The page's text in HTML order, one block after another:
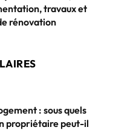
travaux et
rénovation
: sous quels
propriétaire peut-il